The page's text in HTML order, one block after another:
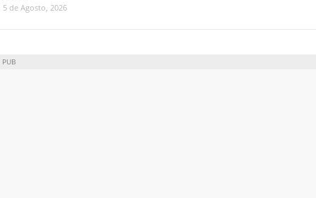
5 de Agosto, 2026
PUB